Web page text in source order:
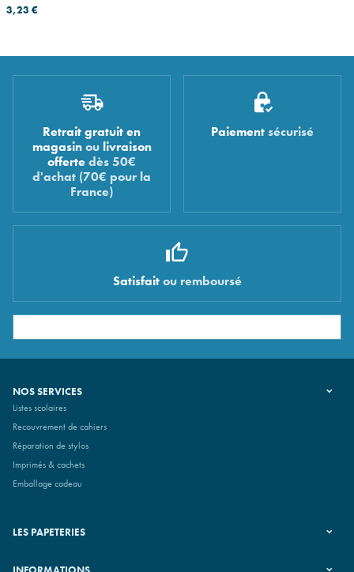
3,23 €
Retrait gratuit en
magasinou livraison
offerte dès 50€
d'achat (70€ pour la
France)
Paiement sécurisé
Satisfaitou remboursé
NOS SERVICES
Listes scolaires
Recouvrement de cahiers
Réparation de stylos
Imprimés & cachets
Emballage cadeau
LES PAPETERIES